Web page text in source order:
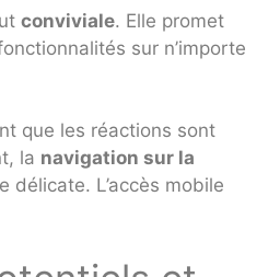
conviviale. Elle promet
sur n’importe
que les réactions sont
la navigation sur la
délicate. L’accès mobile